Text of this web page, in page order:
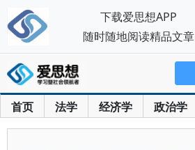
首页 法学 经济学 政治学
下载爱思想APP
随时随地阅读精品文章